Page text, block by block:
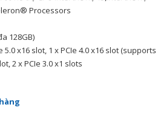
Processors
128GB)
5.0 x16 slot, 1 x PCIe 4.0 x16 slot (supports
2 x PCIe 3.0 x1 slots